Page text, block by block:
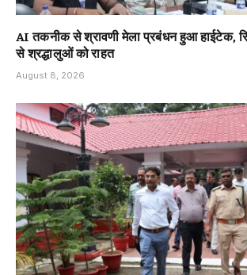
AI तकनीक से श्रावणी मेला प्रबंधन हुआ हाईटेक,
से श्रद्धालुओं को राहत
August 8, 2026